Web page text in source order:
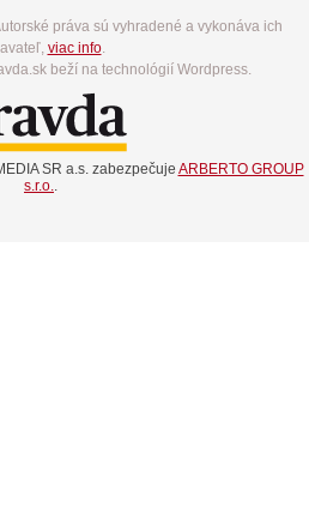
práva sú vyhradené a vykonáva ich
viac info.
beží na technológií Wordpress.
SR a.s. zabezpečuje ARBERTO GROUP
s.r.o.